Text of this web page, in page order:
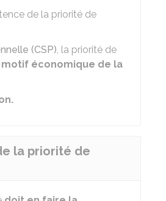
de la priorité de
(CSP), la priorité de
économique de la
la priorité de